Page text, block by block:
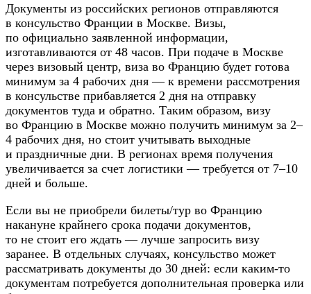
Документы из российских регионов отправляются
в консульство Франции в Москве. Визы,
по официально заявленной информации,
изготавливаются от 48 часов. При подаче в Москве
через визовый центр, виза во Францию будет готова
минимум за 4 рабочих дня — к времени рассмотрения
в консульстве прибавляется 2 дня на отправку
документов туда и обратно. Таким образом, визу
во Францию в Москве можно получить минимум за 2–
4 рабочих дня, но стоит учитывать выходные
и праздничные дни. В регионах время получения
увеличивается за счет логистики — требуется от 7–10
дней и больше.
Если вы не приобрели билеты/тур во Францию
накануне крайнего срока подачи документов,
то не стоит его ждать — лучше запросить визу
заранее. В отдельных случаях, консульство может
рассматривать документы до 30 дней: если каким-то
документам потребуется дополнительная проверка или